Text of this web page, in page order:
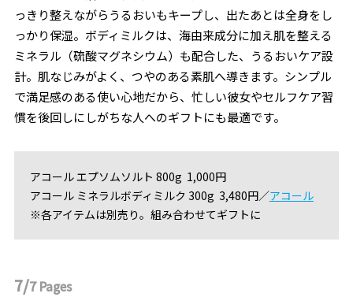
っきり整えながらうるおいもキープし、出たあとは全身をし
っかり保湿。ボディミルクは、海由来成分に加え肌を整える
ミネラル（硫酸マグネシウム）も配合した、うるおいケア設
計。肌なじみがよく、つやのある素肌へ導きます。シンプル
で満足感のある使い心地だから、忙しい彼女やセルフケア習
慣を後回しにしがちな人へのギフトにも最適です。
アコール エプソムソルト 800g 1,000円
アコール ミネラルボディミルク 300g 3,480円／アコール
※各アイテムは別売り。組み合わせてギフトに
7/7Pages